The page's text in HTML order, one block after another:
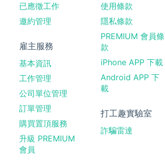
已應徵工作
邀約管理
雇主服務
基本資訊
工作管理
公司單位管理
訂單管理
購買置頂服務
升級 PREMIUM
會員
使用條款
隱私條款
PREMIUM 會員條
款
iPhone APP 下載
Android APP 下
載
打工趣實驗室
詐騙雷達